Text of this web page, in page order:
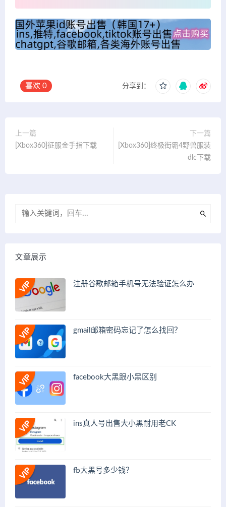
喜欢 0 分享到：
上一篇
[Xbox360]征服金手指下载
下一篇
[Xbox360]终极街霸4野兽服装
dlc下载
文章展示
注册谷歌邮箱手机号无法验证怎么办
gmail邮箱密码忘记了怎么找回？
facebook大黑跟小黑区别
ins真人号出售大小黑耐用老CK
fb大黑号多少钱？